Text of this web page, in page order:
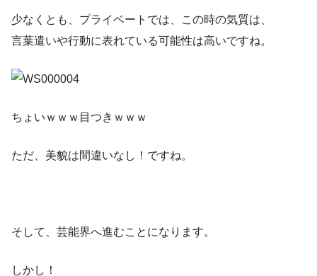
少なくとも、プライベートでは、この時の気質は、
言葉遣いや行動に表れている可能性は高いですね。
ちょいｗｗｗ目つきｗｗｗ
ただ、美貌は間違いなし！ですね。
そして、芸能界へ進むことになります。
しかし！